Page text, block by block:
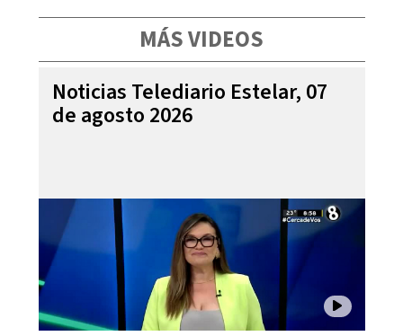
MÁS VIDEOS
Noticias Telediario Estelar, 07
de agosto 2026